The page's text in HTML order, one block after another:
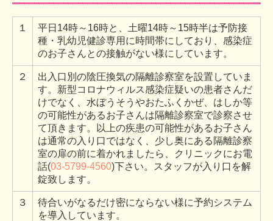
１
平日14時～16時と、土曜14時～15時半は予防接
種・乳幼児健診専用に時間帯にしており、感染症
のお子さんとの接触がない様にしています。
２
出入口別の陰圧換気の隔離診察室を設置していま
す。新型コロナウィルス感染症疑いの患者さんだ
けでなく、水ぼうそうやおたふくかぜ、はしか等
の可能性があるお子さんは隔離診察室で診察させ
て頂きます。以上の疾患の可能性があるお子さん
は通常の入り口ではなく、少し奥にある隔離診察
室の扉の前に着かれましたら、クリニックにお電
話(03-5799-4560)下さい。スタッフが入り口を解
錠致します。
３
待合いがなるだけ密にならない様に予約システム
を導入しています。